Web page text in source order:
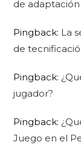
de adaptación
Pingback: La
de
Pingback:
jugador?
Pingback:
Juego en el